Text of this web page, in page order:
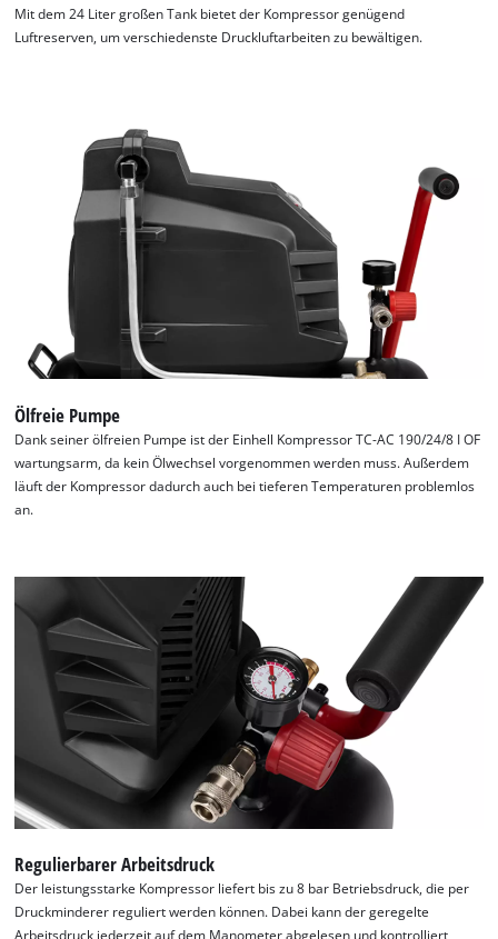
Mit dem 24 Liter großen Tank bietet der Kompressor genügend
Luftreserven, um verschiedenste Druckluftarbeiten zu bewältigen.
Ölfreie Pumpe
Dank seiner ölfreien Pumpe ist der Einhell Kompressor TC-AC 190/24/8 I OF
wartungsarm, da kein Ölwechsel vorgenommen werden muss. Außerdem
läuft der Kompressor dadurch auch bei tieferen Temperaturen problemlos
an.
Regulierbarer Arbeitsdruck
Der leistungsstarke Kompressor liefert bis zu 8 bar Betriebsdruck, die per
Druckminderer reguliert werden können. Dabei kann der geregelte
Arbeitsdruck jederzeit auf dem Manometer abgelesen und kontrolliert